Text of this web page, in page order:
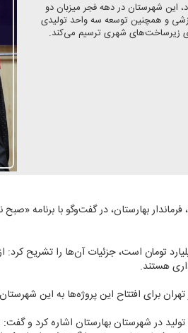
این شهرستان در دهه فجر میزبان دو
كه با افتتاح ۷۳ پروژه خدماتی و ورزشی و همچنین توسعه سه واحد تولیدی
بهارستان، در گفت‌وگو با برنامه «صبح
هستند.
تهران برای افتتاح این پروژه‌ها به این
در شهرستان بهارستان اشاره كرد و گفت: